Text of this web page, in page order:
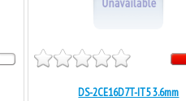
DS-2CE16D7T-IT5 3.6mm